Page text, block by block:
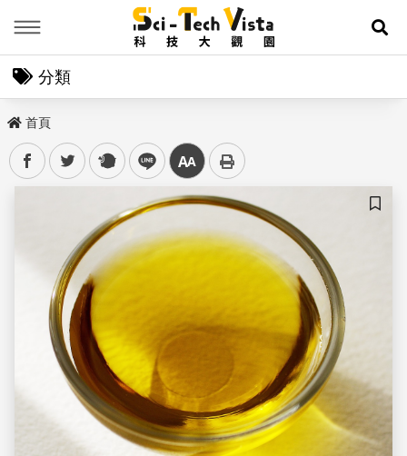
展
分類
首頁
facebooktwitter plurk line 中
儲存